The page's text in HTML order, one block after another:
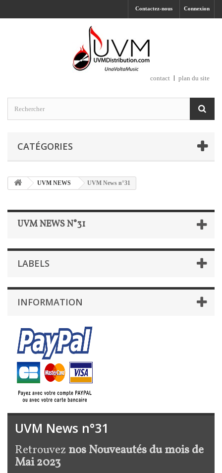
Connexion
Contactez-nous
contact plan du site
CATÉGORIES
UVM NEWS UVM News n°31
UVM NEWS N°31
LABELS
INFORMATION
UVM News n°31
Retrouvez nos Nouveautés du mois de
Mai 2023